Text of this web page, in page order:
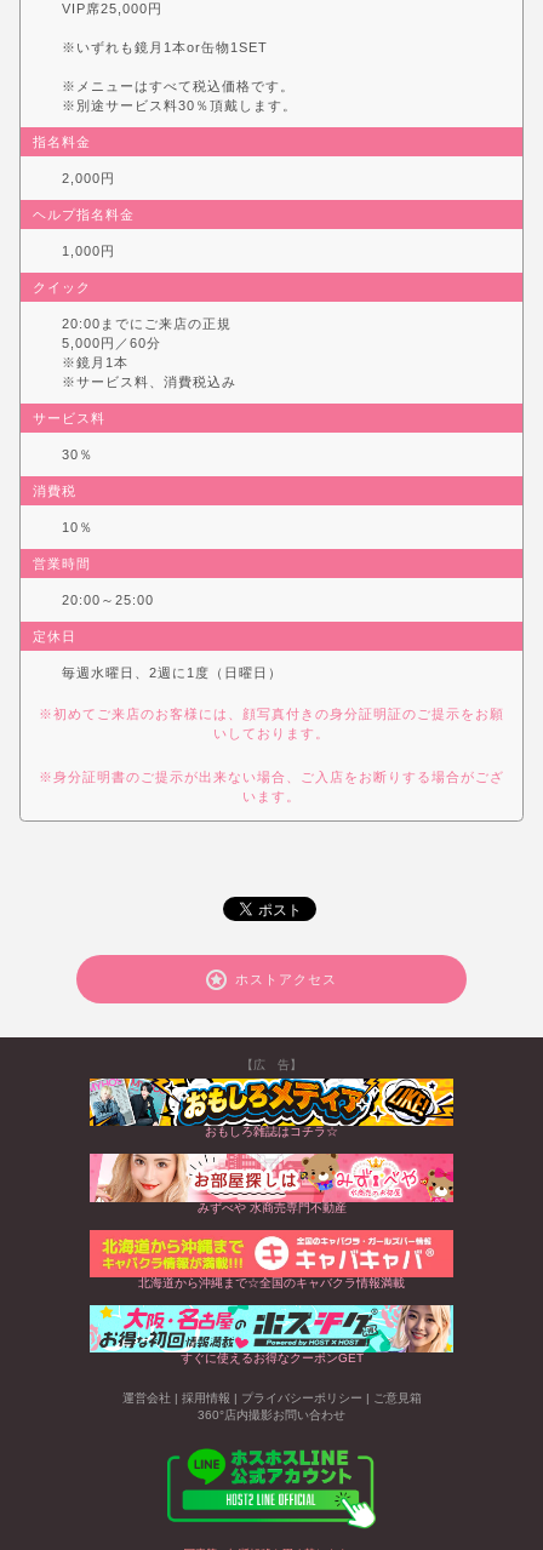
VIP席25,000円
※いずれも鏡月1本or缶物1SET
※メニューはすべて税込価格です。
※別途サービス料30％頂戴します。
指名料金
2,000円
ヘルプ指名料金
1,000円
クイック
20:00までにご来店の正規
5,000円／60分
※鏡月1本
※サービス料、消費税込み
サービス料
30％
消費税
10％
営業時間
20:00～25:00
定休日
毎週水曜日、2週に1度（日曜日）
※初めてご来店のお客様には、顔写真付きの身分証明証のご提示をお願
いしております。
※身分証明書のご提示が出来ない場合、ご入店をお断りする場合がござ
います。
ホストアクセス
【広 告】
おもしろ雑誌はコチラ☆
みずべや 水商売専門不動産
北海道から沖縄まで☆全国のキャバクラ情報満載
すぐに使えるお得なクーポンGET
運営会社 | 採用情報 | プライバシーポリシー | ご意見箱
360°店内撮影お問い合わせ